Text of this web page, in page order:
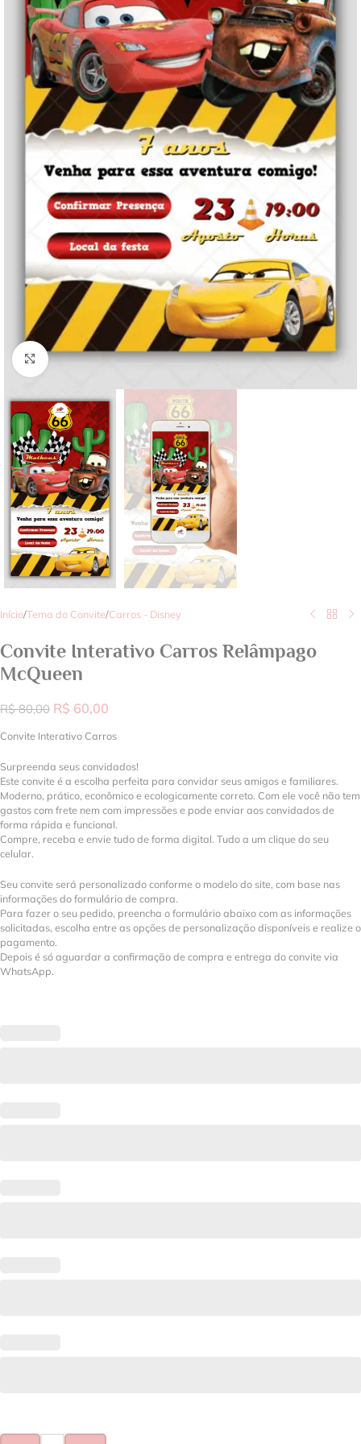
Clique para ampliar
Início/Tema do Convite/Carros - Disney
Convite Interativo Carros Relâmpago
McQueen
R$80,00 R$ 60,00
Convite Interativo Carros
Surpreenda seus convidados!
Este convite é a escolha perfeita para convidar seus amigos e familiares.
Moderno, prático, econômico e ecologicamente correto. Com ele você não tem
gastos com frete nem com impressões e pode enviar aos convidados de
forma rápida e funcional.
Compre, receba e envie tudo de forma digital. Tudo a um clique do seu
celular.
Seu convite será personalizado conforme o modelo do site, com base nas
informações do formulário de compra.
Para fazer o seu pedido, preencha o formulário abaixo com as informações
solicitadas, escolha entre as opções de personalização disponíveis e realize o
pagamento.
Depois é só aguardar a confirmação de compra e entrega do convite via
WhatsApp.